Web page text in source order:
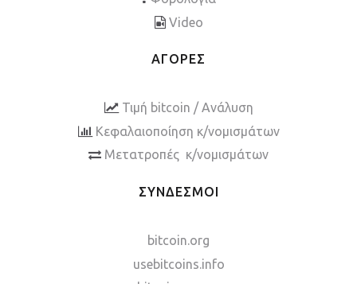
Video
ΑΓΟΡΕΣ
Τιμή bitcoin / Ανάλυση
Κεφαλαιοποίηση κ/νομισμάτων
Μετατροπές κ/νομισμάτων
ΣΥΝΔΕΣΜΟΙ
bitcoin.org
usebitcoins.info